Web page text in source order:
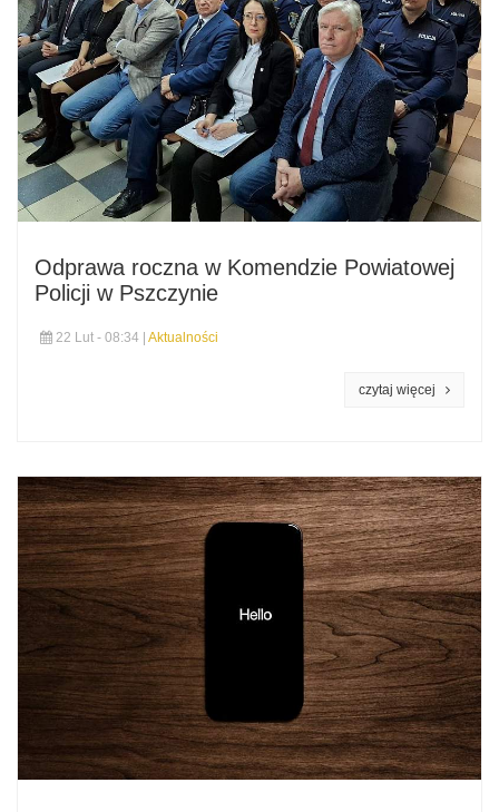
Odprawa roczna w Komendzie Powiatowej
Policji w Pszczynie
22 Lut - 08:34 | Aktualności